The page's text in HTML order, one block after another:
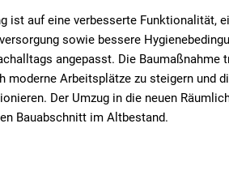
ist auf eine verbesserte Funktionalität,
sowie bessere
angepasst. Die
moderne Arbeitsplätze zu steigern und
Der Umzug in die neuen
Bauabschnitt im Altbestand.